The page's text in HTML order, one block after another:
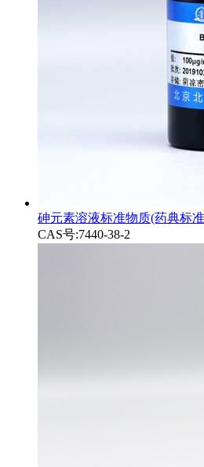
砷元素溶液标准物质(药典标
CAS号:7440-38-2